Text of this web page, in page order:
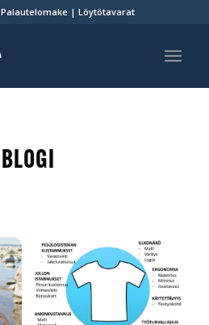
Palautelomake| Löytötavarat
BLOGI